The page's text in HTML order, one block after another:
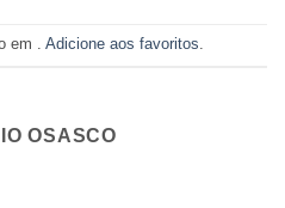
em . Adicione aos favoritos.
OSASCO